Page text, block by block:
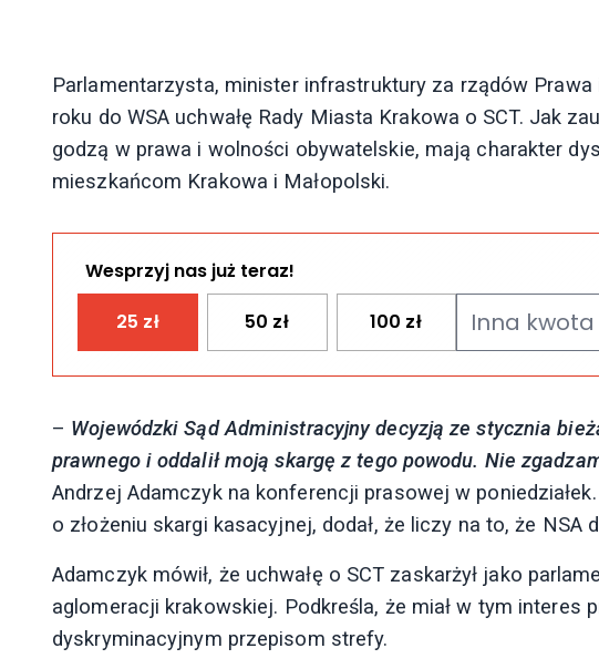
Parlamentarzysta, minister infrastruktury za rządów Prawa
roku do WSA uchwałę Rady Miasta Krakowa o SCT. Jak
godzą w prawa i wolności obywatelskie, mają charakter
mieszkańcom Krakowa i Małopolski.
Wesprzyj nas już teraz!
25 zł 50 zł 100 zł
– Wojewódzki Sąd Administracyjny decyzją ze stycznia
prawnego i oddalił moją skargę z tego powodu. Nie
Andrzej Adamczyk na konferencji prasowej w
o złożeniu skargi kasacyjnej, dodał, że liczy na to, że NSA
Adamczyk mówił, że uchwałę o SCT zaskarżył jako
aglomeracji krakowskiej. Podkreśla, że miał w tym interes
dyskryminacyjnym przepisom strefy.